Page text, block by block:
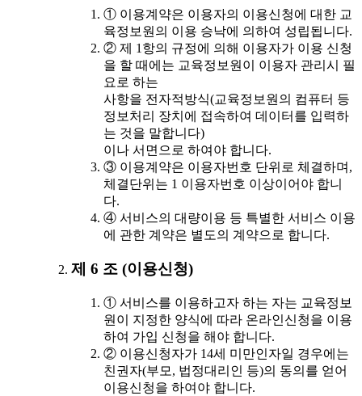
① 이용계약은 이용자의 이용신청에 대한 교
육정보원의 이용 승낙에 의하여 성립됩니다.
② 제 1항의 규정에 의해 이용자가 이용 신청
을 할 때에는 교육정보원이 이용자 관리시 필
요로 하는
사항을 전자적방식(교육정보원의 컴퓨터 등
정보처리 장치에 접속하여 데이터를 입력하
는 것을 말합니다)
이나 서면으로 하여야 합니다.
③ 이용계약은 이용자번호 단위로 체결하며,
체결단위는 1 이용자번호 이상이어야 합니
다.
④ 서비스의 대량이용 등 특별한 서비스 이용
에 관한 계약은 별도의 계약으로 합니다.
제 6 조 (이용신청)
① 서비스를 이용하고자 하는 자는 교육정보
원이 지정한 양식에 따라 온라인신청을 이용
하여 가입 신청을 해야 합니다.
② 이용신청자가 14세 미만인자일 경우에는
친권자(부모, 법정대리인 등)의 동의를 얻어
이용신청을 하여야 합니다.